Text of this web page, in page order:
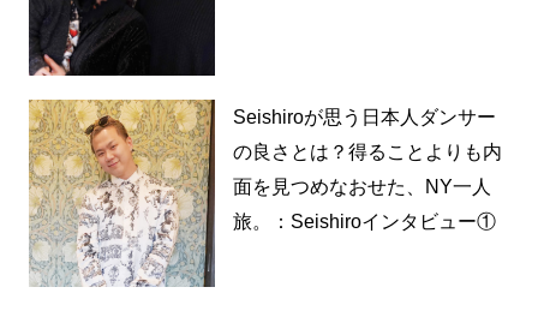
Seishiroが思う日本人ダンサー
の良さとは？得ることよりも内
面を見つめなおせた、NY一人
旅。：Seishiroインタビュー①